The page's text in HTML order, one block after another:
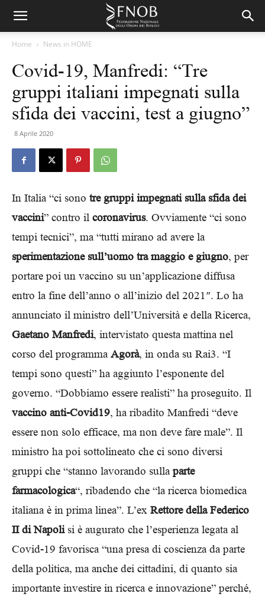
Home News in HOME
Covid-19, Manfredi: “Tre
gruppi italiani impegnati sulla
sfida dei vaccini, test a giugno”
8 Aprile 2020
In Italia “ci sono tre gruppi impegnati sulla sfida dei
vaccini” contro il coronavirus. Ovviamente “ci sono
tempi tecnici”, ma “tutti mirano ad avere la
sperimentazione sull’uomo tra maggio e giugno, per
portare poi un vaccino su un’applicazione diffusa
entro la fine dell’anno o all’inizio del 2021″. Lo ha
annunciato il ministro dell’Università e della Ricerca,
Gaetano Manfredi, intervistato questa mattina nel
corso del programmaAgorà, in onda su Rai3. “I
tempi sono questi” ha aggiunto l’esponente del
governo. “Dobbiamo essere realisti” ha proseguito. Il
vaccino anti-Covid19, ha ribadito Manfredi “deve
essere non solo efficace, ma non deve fare male”. Il
ministro ha poi sottolineato che ci sono diversi
gruppi che “stanno lavorando sullaparte
farmacologica“, ribadendo che “la ricerca biomedica
italiana è in prima linea”. L’ex Rettore della Federico
II di Napolisi è augurato che l’esperienza legata al
Covid-19 favorisca “una presa di coscienza da parte
della politica, ma anche dei cittadini, di quanto sia
importante investire in ricerca e innovazione” perché,